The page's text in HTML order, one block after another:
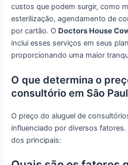
custos que podem surgir, como
esterilização, agendamento de
por cartão. O Doctors House
inclui esses serviços em seus
proporcionando uma maior
O que determina o
consultório em São
O preço do aluguel de
influenciado por diversos
dos principais: